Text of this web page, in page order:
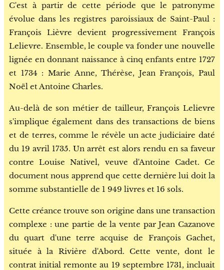
C'est à partir de cette période que le patronyme
évolue dans les registres paroissiaux de Saint-Paul :
François Lièvre devient progressivement François
Lelievre. Ensemble, le couple va fonder une nouvelle
lignée en donnant naissance à cinq enfants entre 1727
et 1734 : Marie Anne, Thérèse, Jean François, Paul
Noël et Antoine Charles.
Au-delà de son métier de tailleur, François Lelievre
s'implique également dans des transactions de biens
et de terres, comme le révèle un acte judiciaire daté
du 19 avril 1735. Un arrêt est alors rendu en sa faveur
contre Louise Nativel, veuve d'Antoine Cadet. Ce
document nous apprend que cette dernière lui doit la
somme substantielle de 1 949 livres et 16 sols.
Cette créance trouve son origine dans une transaction
complexe : une partie de la vente par Jean Cazanove
du quart d'une terre acquise de François Gachet,
située à la Rivière d'Abord. Cette vente, dont le
contrat initial remonte au 19 septembre 1731, incluait